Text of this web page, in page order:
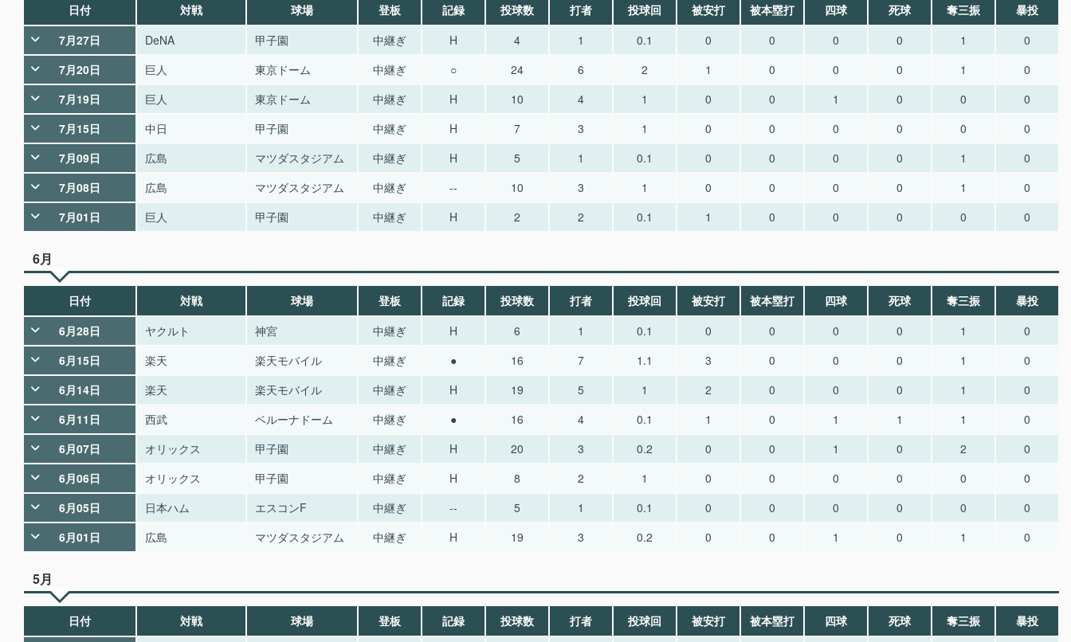
日付 対戦 球場 登板 記録 投球数 打者 投球回 被安打 被本塁打 四球 死球 奪三振
暴投
7月27日
DeNA 甲子園 中継ぎ H 4 1 0.1 0 0 0 0 1
0
7月20日
巨人 東京ドーム 中継ぎ ○ 24 6 2 1 0 0 0 1
0
7月19日
巨人 東京ドーム 中継ぎ H 10 4 1 0 0 1 0 0
0
7月15日
中日 甲子園 中継ぎ H 7 3 1 0 0 0 0 0
0
7月09日
広島 マツダスタジアム 中継ぎ H 5 1 0.1 0 0 0 0 1
0
7月08日
広島 マツダスタジアム 中継ぎ -- 10 3 1 0 0 0 0 1
0
7月01日
巨人 甲子園 中継ぎ H 2 2 0.1 1 0 0 0 0 0
6月
日付 対戦 球場 登板 記録 投球数 打者 投球回 被安打 被本塁打 四球 死球 奪三振
暴投
6月28日
ヤクルト 神宮 中継ぎ H 6 1 0.1 0 0 0 0 1
0
6月15日
楽天 楽天モバイル 中継ぎ ● 16 7 1.1 3 0 0 0 1
0
6月14日
楽天 楽天モバイル 中継ぎ H 19 5 1 2 0 0 0 1
0
6月11日
西武 ベルーナドーム 中継ぎ ● 16 4 0.1 1 0 1 1 1
0
6月07日
オリックス 甲子園 中継ぎ H 20 3 0.2 0 0 1 0 2
0
6月06日
オリックス 甲子園 中継ぎ H 8 2 1 0 0 0 0 0
0
6月05日
日本ハム エスコンF 中継ぎ -- 5 1 0.1 0 0 0 0 0
0
6月01日
広島 マツダスタジアム 中継ぎ H 19 3 0.2 0 0 1 0 1 0
5月
日付 対戦 球場 登板 記録 投球数 打者 投球回 被安打 被本塁打 四球 死球 奪三振
暴投